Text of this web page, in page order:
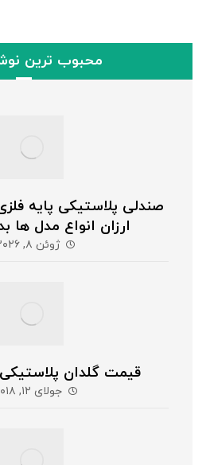
محبوب ترین
صندلی پلاستیکی پایه
ارزان انواع مدل ها
ژوئن ۸, ۲۰۲۶
قیمت گلدان پلاستیکی
جولای ۱۲, ۲۰۱۸